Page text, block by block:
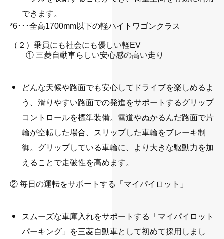
できます。
*6･･･全高1700mm以下の軽ハイトワゴンクラス
（２）乗員にも社会にも優しい軽EV
① 三菱自動車らしい安心感の高い走り
どんな天候や路面でも安心してドライブを楽しめるよ
う、滑りやすい路面での発進をサポートするグリップ
コントロールを標準装備。雪道やぬかるんだ路面で片
輪が空転した場合、スリップした車輪をブレーキ制
御。グリップしている車輪に、より大きな駆動力を加
えることで走破性を高めます。
② 毎日の運転をサポートする「マイパイロット」
スムーズな車庫入れをサポートする「マイパイロット
パーキング」を三菱自動車として初めて採用しまし